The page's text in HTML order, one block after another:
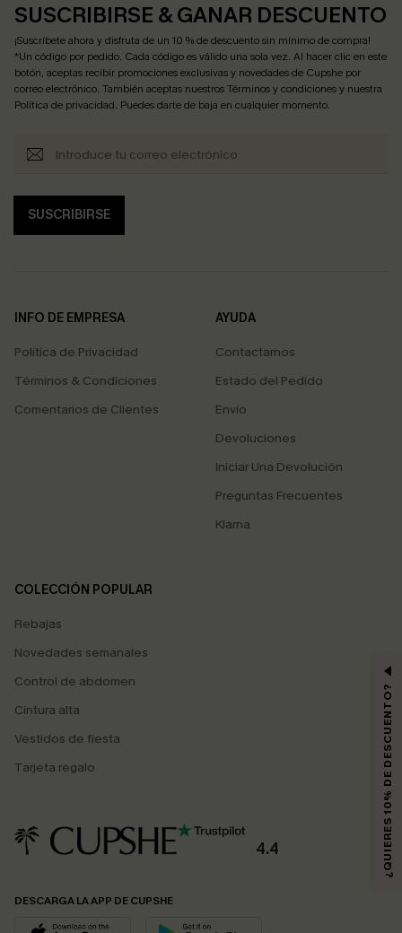
SUSCRIBIRSE & GANAR DESCUENTO
¡Suscríbete ahora y disfruta de un 10 % de descuento sin mínimo de compra!
*Un código por pedido. Cada código es válido una sola vez. Al hacer clic en este
botón, aceptas recibir promociones exclusivas y novedades de Cupshe por
correo electrónico. También aceptas nuestrosTérminos y condicionesy nuestra
Política de privacidad. Puedes darte de baja en cualquier momento.
SUSCRIBIRSE
INFO DE EMPRESA
Política de Privacidad
Términos & Condiciones
Comentarios de Clientes
AYUDA
Contactarnos
Estado del Pedido
Envío
Devoluciones
Iniciar Una Devolución
Preguntas Frecuentes
Klarna
COLECCIÓN POPULAR
Rebajas
Novedades semanales
Control de abdomen
Cintura alta
Vestidos de fiesta
Tarjeta regalo
4.4
DESCARGA LA APP DE CUPSHE
¿QUIERES 10% DE DESCUENTO?